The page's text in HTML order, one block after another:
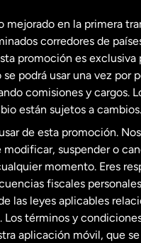
Unidos English
Unidos Español
Zelanda
mejorado en la primera
corredores de
promoción es exclusiva
podrá usar una vez por
comisiones y cargos.
están sujetos a cambios.
de esta promoción.
suspender o
momento. Eres
fiscales
las leyes aplicables
Los términos y
aplicación móvil, que